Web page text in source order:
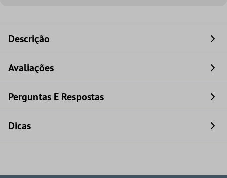
Descrição
Avaliações
Perguntas E Respostas
Dicas